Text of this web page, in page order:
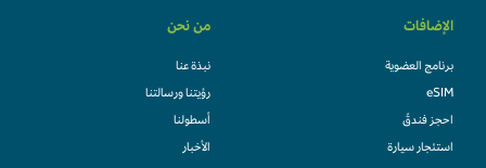
الإضافات
برنامج العضوية
eSIM
احجز فندقً
استئجار سيارة
من نحن
نبذة عنا
رؤيتنا ورسالتنا
أسطولنا
الأخبار